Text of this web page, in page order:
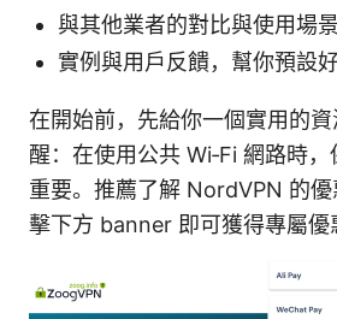
與其他業者的對比與使用場
實例與用戶反饋，幫你預設
在開始前，先給你一個實用的
醒：在使用公共 Wi‑Fi 網路時
重要。推薦了解 NordVPN 的
擊下方 banner 即可獲得專屬優